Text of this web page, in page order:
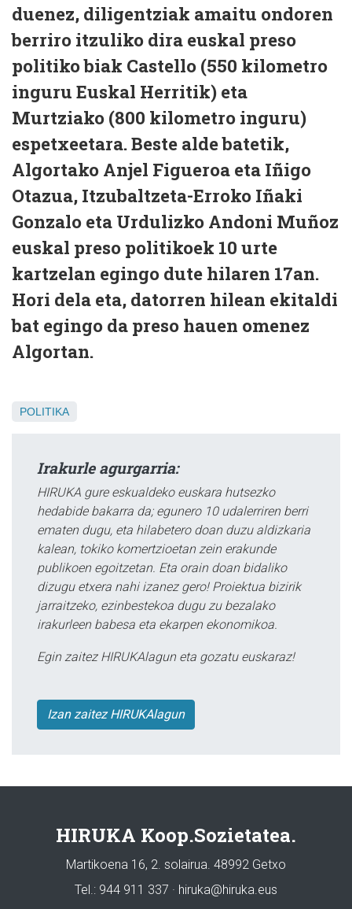
duenez, diligentziak amaitu ondoren
berriro itzuliko dira euskal preso
politiko biak Castello (550 kilometro
inguru Euskal Herritik) eta
Murtziako (800 kilometro inguru)
espetxeetara. Beste alde batetik,
Algortako Anjel Figueroa eta Iñigo
Otazua, Itzubaltzeta-Erroko Iñaki
Gonzalo eta Urdulizko Andoni Muñoz
euskal preso politikoek 10 urte
kartzelan egingo dute hilaren 17an.
Hori dela eta, datorren hilean ekitaldi
bat egingo da preso hauen omenez
Algortan.
POLITIKA
Irakurle agurgarria:
HIRUKA gure eskualdeko euskara hutsezko
hedabide bakarra da; egunero 10 udalerriren berri
ematen dugu, eta hilabetero doan duzu aldizkaria
kalean, tokiko komertzioetan zein erakunde
publikoen egoitzetan. Eta orain doan bidaliko
dizugu etxera nahi izanez gero! Proiektua bizirik
jarraitzeko, ezinbestekoa dugu zu bezalako
irakurleen babesa eta ekarpen ekonomikoa.
Egin zaitez HIRUKAlagun eta gozatu euskaraz!
Izan zaitez HIRUKAlagun
HIRUKA Koop.Sozietatea.
Martikoena 16, 2. solairua. 48992 Getxo
Tel.: 944 911 337 · hiruka@hiruka.eus